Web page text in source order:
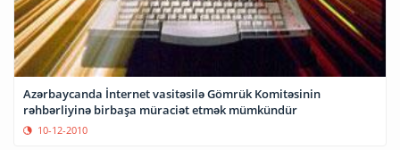
Azərbaycanda İnternet vasitəsilə Gömrük Komitəsinin
rəhbərliyinə birbaşa müraciət etmək mümkündür
10-12-2010